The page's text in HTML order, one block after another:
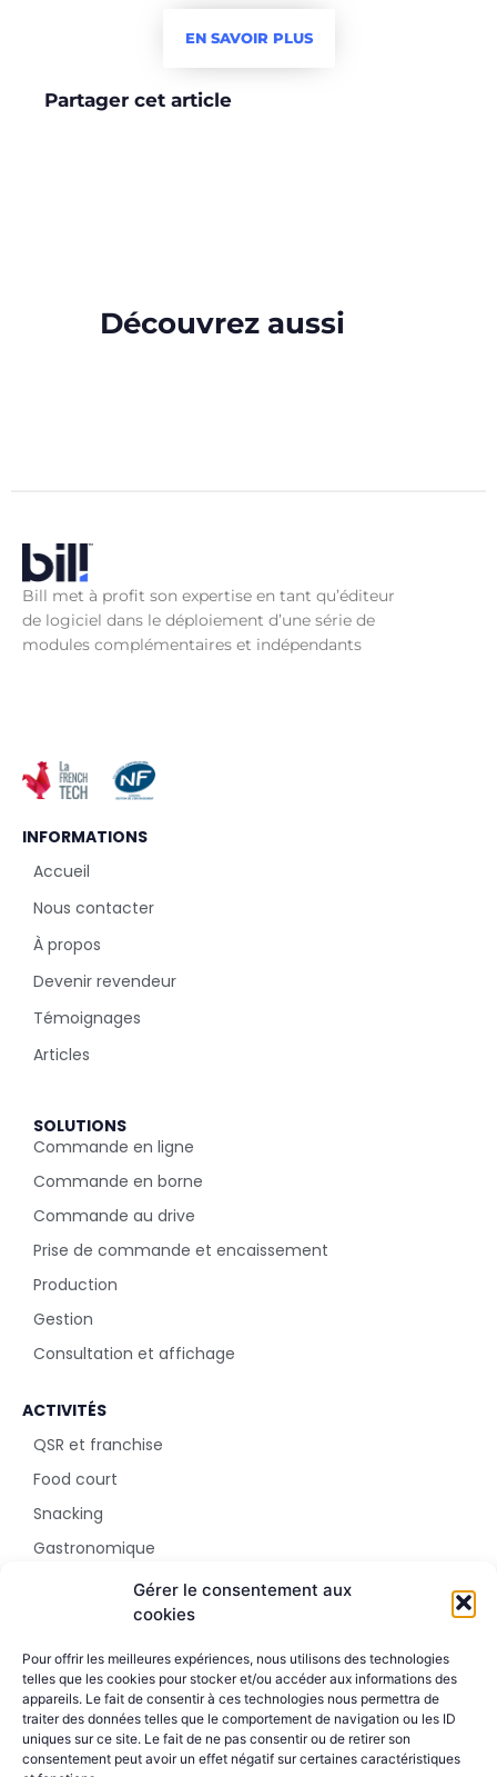
Gérer le consentement aux
cookies
Pour offrir les meilleures expériences, nous utilisons des technologies
telles que les cookies pour stocker et/ou accéder aux informations des
appareils. Le fait de consentir à ces technologies nous permettra de
traiter des données telles que le comportement de navigation ou les ID
uniques sur ce site. Le fait de ne pas consentir ou de retirer son
consentement peut avoir un effet négatif sur certaines caractéristiques
EN SAVOIR PLUS
Partager cet article
Découvrez aussi
Bill met à profit son expertise en tant qu’éditeur
de logiciel dans le déploiement d’une série de
modules complémentaires et indépendants
INFORMATIONS
Accueil
Nous contacter
À propos
Devenir revendeur
Témoignages
Articles
SOLUTIONS
Commande en ligne
Commande en borne
Commande au drive
Prise de commande et encaissement
Production
Gestion
Consultation et affichage
ACTIVITÉS
QSR et franchise
Food court
Snacking
Gastronomique
Parc d'attraction
5 rue Sala
69002 Lyon
+33 4 51 42 09 24